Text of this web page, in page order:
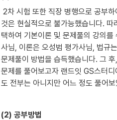
것은 현실적으로 불가능했습니다.
택하여 기본이론 및 문제풀의 강의
사님, 이론은 오성범 평가사님, 법규
문제풀이 방법을 습득했습니다. 그
문제를 풀어보고자 랜드잇 GS스터
도 전부는 아니지만 어느 정도 풀어
(2) 공부방법